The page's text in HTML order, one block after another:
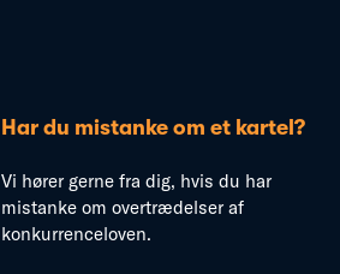
Har du mistanke om et kartel?
Vi hører gerne fra dig, hvis du har
mistanke om overtrædelser af
konkurrenceloven.